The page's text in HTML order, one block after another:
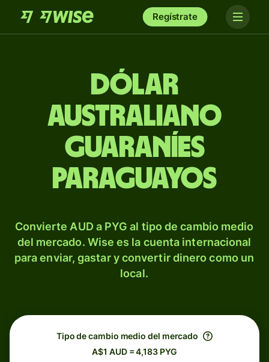
Regístrate
Dólar
australiano
guaraníes
paraguayos
Convierte AUD a PYG al tipo de cambio medio
del mercado. Wise es la cuenta internacional
para enviar, gastar y convertir dinero como un
local.
Tipo de cambio medio del mercado
A$1 AUD = 4,183 PYG